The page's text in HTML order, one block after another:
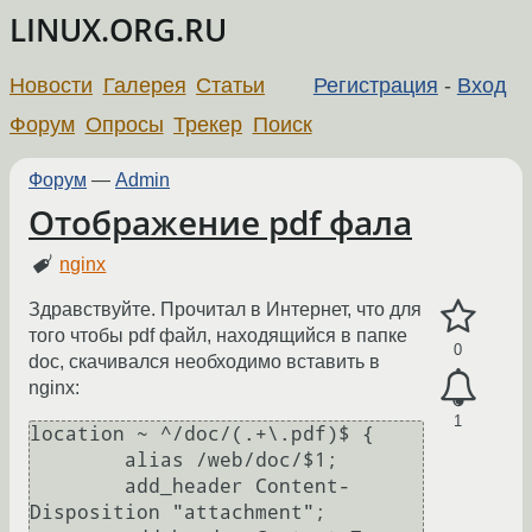
LINUX.ORG.RU
Регистрация - Вход
Новости Галерея Статьи
Форум Опросы Трекер Поиск
Форум — Admin
Отображение pdf фала
nginx
0
1
Здравствуйте. Прочитал в Интернет, что для
того чтобы pdf файл, находящийся в папке
doc, скачивался необходимо вставить в
nginx:
location ~ ^/doc/(.+\.pdf)$ {
Disposition "attachment";